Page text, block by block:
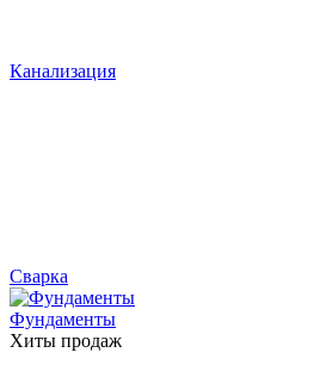
Канализация
Сварка
Фундаменты
Хиты продаж